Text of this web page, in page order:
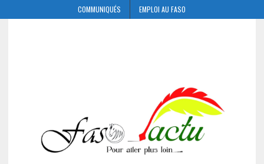
COMMUNIQUÉS EMPLOI AU FASO